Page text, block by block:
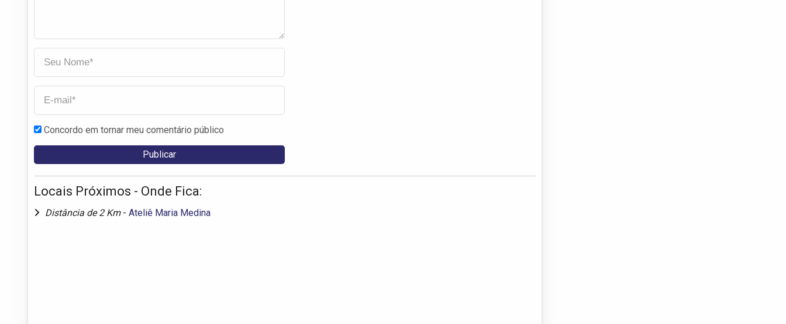
Concordo em tornar meu comentário público
Locais Próximos - Onde Fica:
Distância de 2 Km - Ateliê Maria Medina